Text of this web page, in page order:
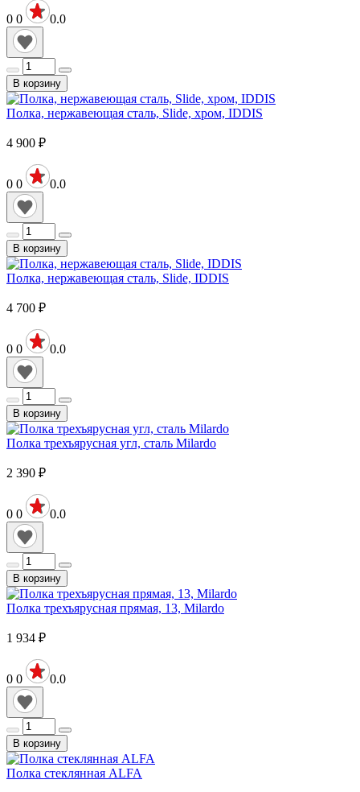
0 0 0.0
В корзину
Полка, нержавеющая сталь, Slide, хром, IDDIS
4 900 ₽
0 0 0.0
В корзину
Полка, нержавеющая сталь, Slide, IDDIS
4 700 ₽
0 0 0.0
В корзину
Полка трехъярусная угл, сталь Milardo
2 390 ₽
0 0 0.0
В корзину
Полка трехъярусная прямая, 13, Milardo
1 934 ₽
0 0 0.0
В корзину
Полка стеклянная ALFA